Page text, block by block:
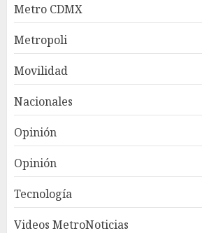
Metro CDMX
Metropoli
Movilidad
Nacionales
Opinión
Opinión
Tecnología
Videos MetroNoticias